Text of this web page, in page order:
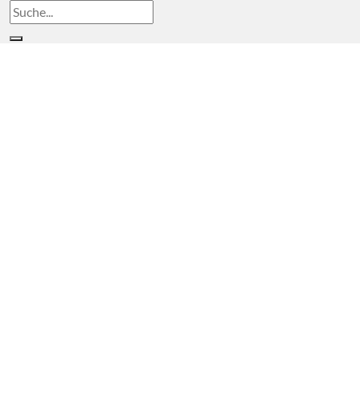
Suche
nach: